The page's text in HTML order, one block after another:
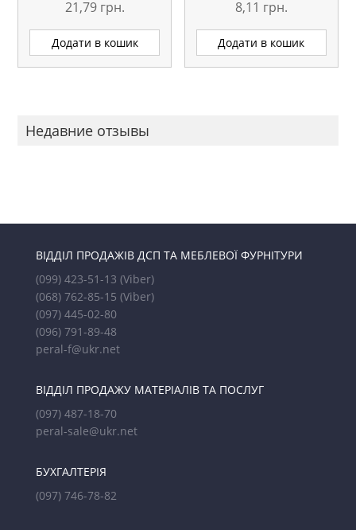
21,79 грн.
Додати в кошик
8,11 грн.
Додати в кошик
Недавние отзывы
ВІДДІЛ ПРОДАЖІВ ДСП ТА МЕБЛЕВОЇ ФУРНІТУРИ
(099) 423-51-13 (Viber)
(068) 762-85-15 (Viber)
(097) 445-02-80
(096) 791-89-48
peral-f@ukr.net
ВІДДІЛ ПРОДАЖУ МАТЕРІАЛІВ ТА ПОСЛУГ
(097) 487-18-70
peral-sale@ukr.net
БУХГАЛТЕРІЯ
(097) 746-78-82